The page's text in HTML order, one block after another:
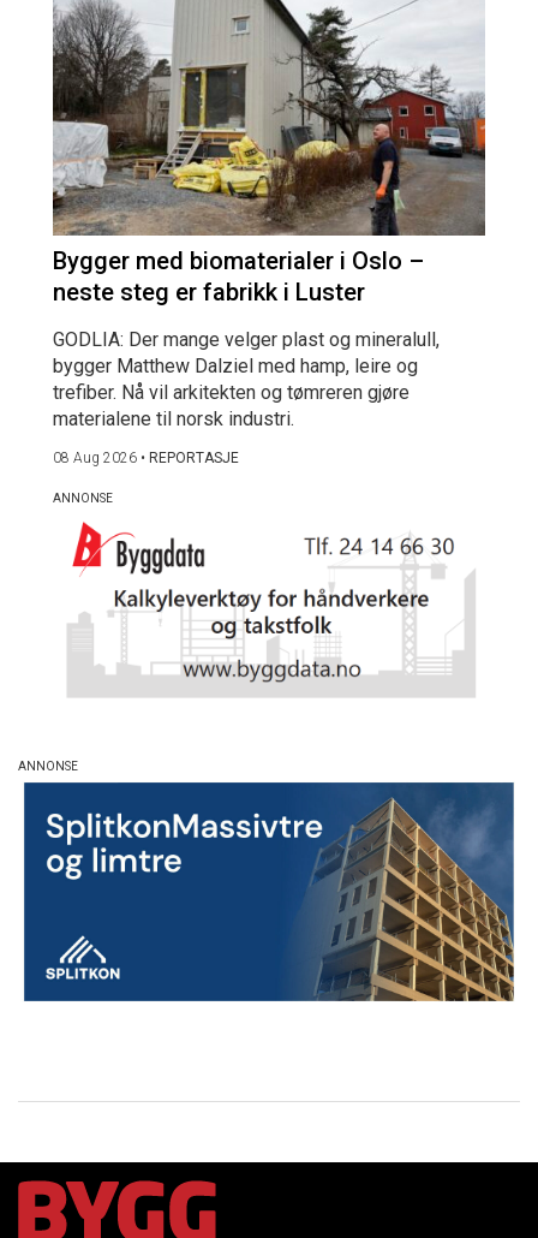
Bygger med biomaterialer i Oslo –
neste steg er fabrikk i Luster
GODLIA: Der mange velger plast og mineralull,
bygger Matthew Dalziel med hamp, leire og
trefiber. Nå vil arkitekten og tømreren gjøre
materialene til norsk industri.
08 Aug 2026 • REPORTASJE